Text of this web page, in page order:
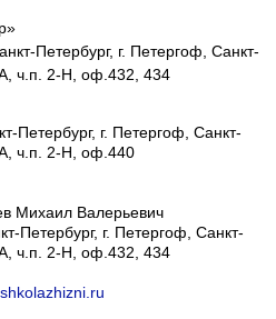
Петербург, г. Петергоф, Санкт-
ч.п. 2-Н, оф.432, 434
Петербург, г. Петергоф, Санкт-
ч.п. 2-Н, оф.440
Михаил Валерьевич
Петербург, г. Петергоф, Санкт-
ч.п. 2-Н, оф.432, 434